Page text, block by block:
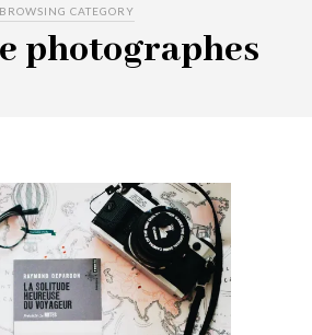
BROWSING CATEGORY
photographes